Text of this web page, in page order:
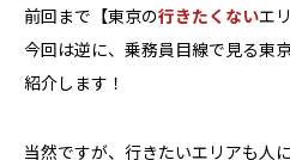
前回まで【東京の行きたくないエ
今回は逆に、乗務員目線で見る東
紹介します！
当然ですが、行きたいエリアも人